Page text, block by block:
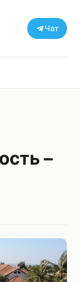
Чат
–